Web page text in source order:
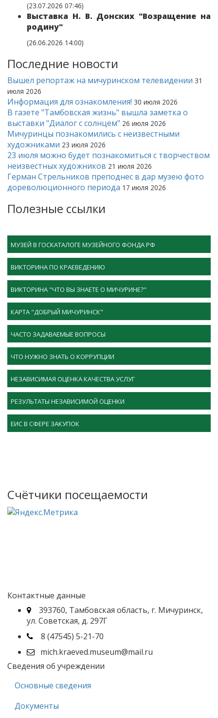
(23.07.2026 07:46)
Выставка Н. В. Донских "Возращение на
родину"
(26.06.2026 14:00)
Последние новости
Вышел репортаж на мичуринском телевидении 31
июля 2026
Информация для ознакомления! 30 июля 2026
В газете "Тамбовская жизнь" вышла заметка о
выставки "Диалог с солнцем" 26 июля 2026
Мичуринцы познакомились с неизвестными
художниками 23 июля 2026
23 июля можно будет познакомиться с творчеством
неизвестных художников 21 июля 2026
Герман Стрельников преподнес в дар музею фото
дореволюционного периода 17 июля 2026
Полезные ссылки
МУЗЕЙ В ГОСКАТАЛОГЕ МУЗЕЙНОГО ФОНДА РФ
ВИКТОРИНА ПО КРАЕВЕДЕНИЮ
ВИКТОРИНА "ЧТО ВЫ ЗНАЕТЕ О МИЧУРИНЕ?"
КАРТА "ДОБРЫЙ МИЧУРИНСК"
ЧАСТО ЗАДАВАЕМЫЕ ВОПРОСЫ
ЧТО НУЖНО ЗНАТЬ О КОРРУПЦИИ
НЕЗАВИСИМАЯ ОЦЕНКА КАЧЕСТВА УСЛУГ
РЕЗУЛЬТАТЫ НЕЗАВИСИМОЙ ОЦЕНКИ
ЕИС В СФЕРЕ ЗАКУПОК
Счётчики посещаемости
Контактные данные
393760, Тамбовская область, г. Мичуринск,
ул. Советская, д. 297Г
8 (47545) 5-21-70
mich.kraeved.museum@mail.ru
Сведения об учреждении
Основные сведения
Документы